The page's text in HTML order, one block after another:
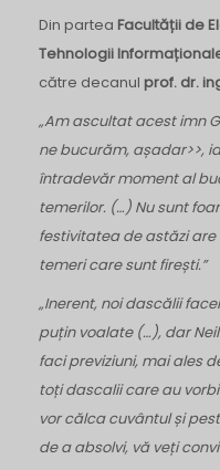
Din partea Facultății de
Tehnologii
către decanul prof. dr.
„Am ascultat acest imn
ne bucurăm, așadar>>,
întradevăr moment al
temerilor. (…) Nu sunt
festivitatea de astăzi are
temeri care sunt firești.”
„Inerent, noi dascălii
puțin voalate (…), dar
faci previziuni, mai ales
toți dascalii care au
vor călca cuvântul și
de a absolvi, vă veți